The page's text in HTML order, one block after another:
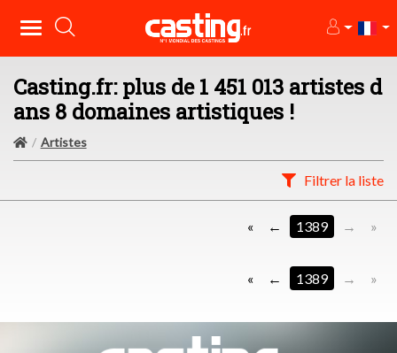
Casting.fr: plus de 1 451 013 artistes d
ans 8 domaines artistiques !
Artistes
Filtrer la liste
« 1389 »
« 1389 »